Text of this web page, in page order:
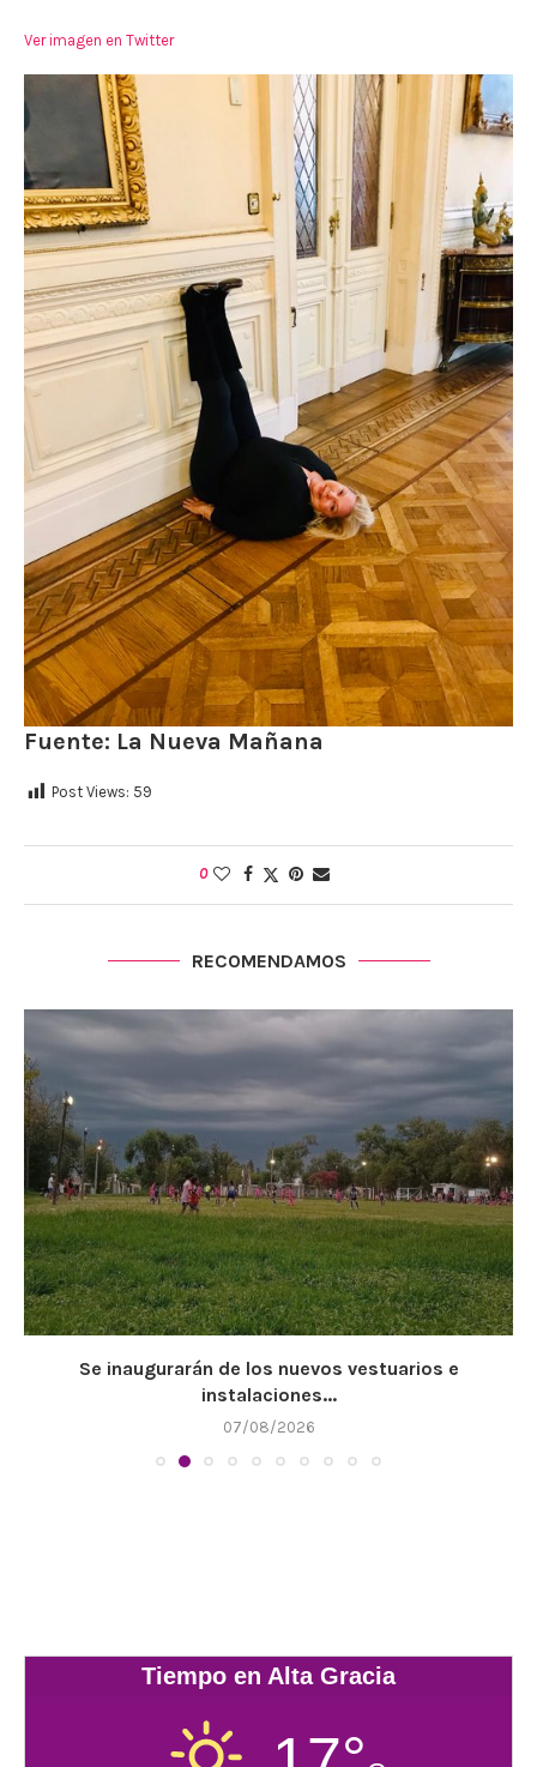
Ver imagen en Twitter
Fuente: La Nueva Mañana
Post Views: 59
0
RECOMENDAMOS
Se inaugurarán de los nuevos vestuarios e
instalaciones...
07/08/2026
Tiempo en Alta Gracia